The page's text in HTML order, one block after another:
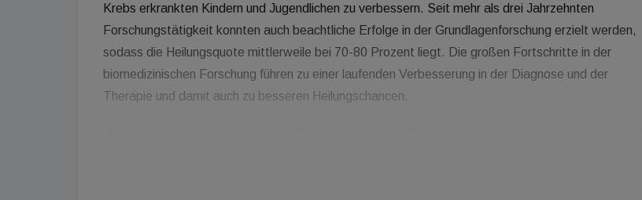
Krebs erkrankten Kindern und Jugendlichen zu verbessern. Seit mehr als drei Jahrzehnten
Forschungstätigkeit konnten auch beachtliche Erfolge in der Grundlagenforschung erzielt werden,
sodass die Heilungsquote mittlerweile bei 70-80 Prozent liegt. Die großen Fortschritte in der
biomedizinischen Forschung führen zu einer laufenden Verbesserung in der Diagnose und der
Therapie und damit auch zu besseren Heilungschancen.